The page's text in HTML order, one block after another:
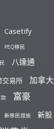
Casetify
PEQ移民
八達通
交易所 加拿大
富豪
新移民措施
新股